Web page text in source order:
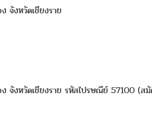
จังหวัดเชียงราย
จังหวัดเชียงราย รหัสไปรษณีย์ 57100 (ส